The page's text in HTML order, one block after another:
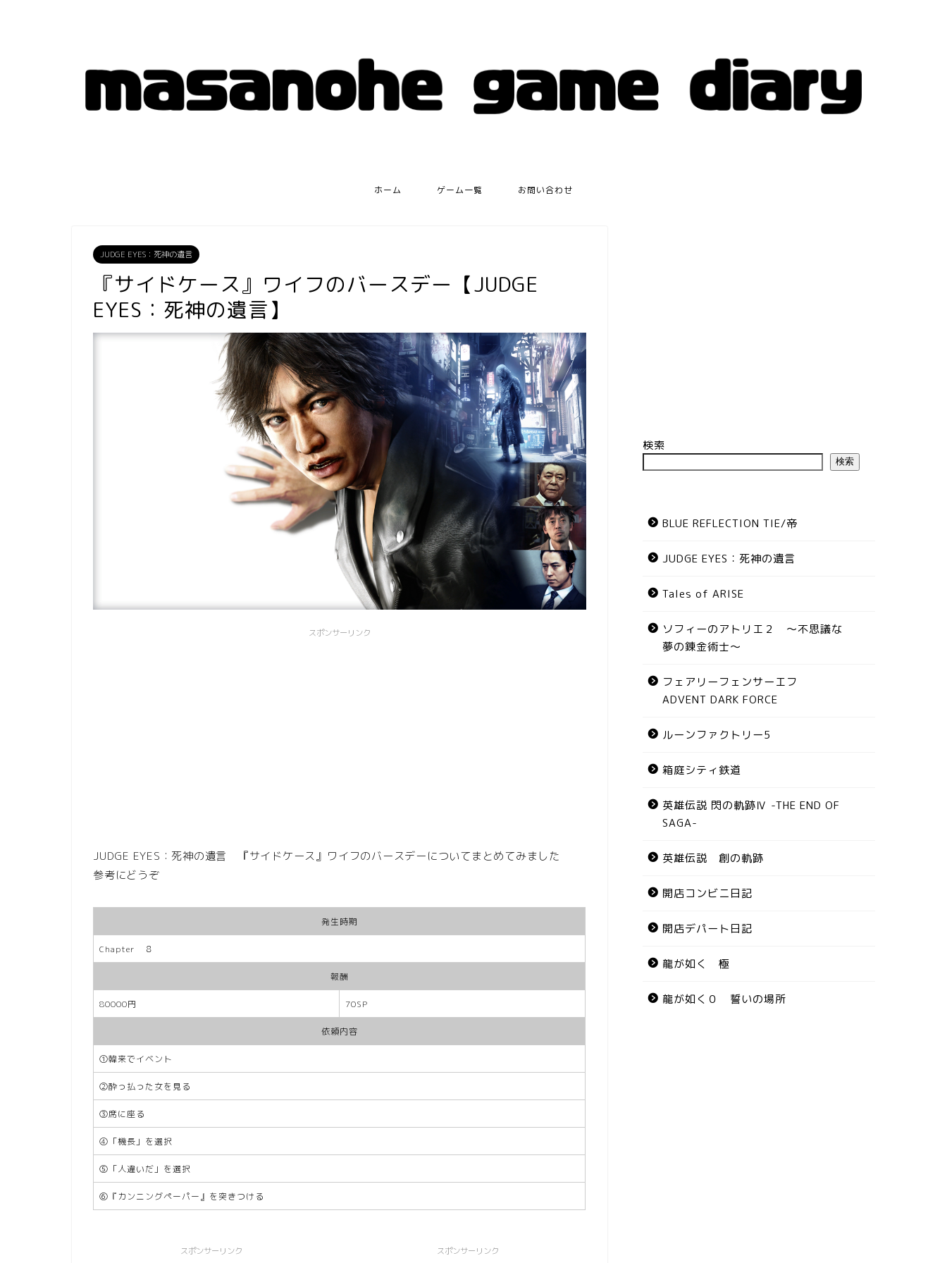
ホーム ゲーム一覧 お問い合わせ
JUDGE EYES：死神の遺言
『サイドケース』ワイフのバースデー【JUDGE
EYES：死神の遺言】
スポンサーリンク
JUDGE EYES：死神の遺言 『サイドケース』ワイフのバースデーについてまとめてみました
参考にどうぞ
発生時期
Chapter ８
報酬
80000円 70SP
依頼内容
①韓来でイベント
②酔っ払った女を見る
③席に座る
④「機長」を選択
⑤「人違いだ」を選択
⑥『カンニングペーパー』を突きつける
スポンサーリンク スポンサーリンク
検索
検索
BLUE REFLECTION TIE/帝
JUDGE EYES：死神の遺言
Tales of ARISE
ソフィーのアトリエ２ ～不思議な
夢の錬金術士～
フェアリーフェンサーエフ
ADVENT DARK FORCE
ルーンファクトリー5
箱庭シティ鉄道
英雄伝説 閃の軌跡Ⅳ -THE END OF
SAGA-
英雄伝説 創の軌跡
開店コンビニ日記
開店デパート日記
龍が如く 極
龍が如く０ 誓いの場所